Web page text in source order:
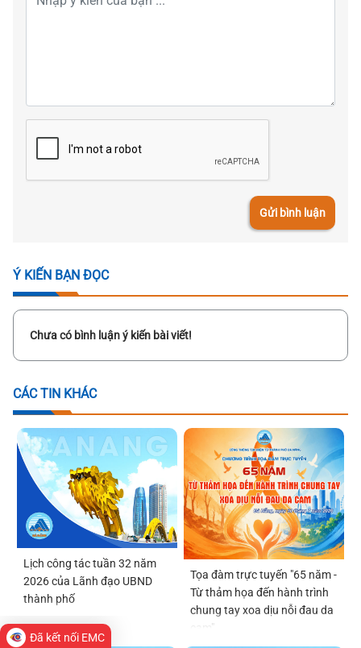
Gửi bình luận
Ý KIẾN BẠN ĐỌC
Chưa có bình luận ý kiến bài viết!
CÁC TIN KHÁC
Lịch công tác tuần 32 năm
2026 của Lãnh đạo UBND
thành phố
Tọa đàm trực tuyến "65 năm -
Từ thảm họa đến hành trình
chung tay xoa dịu nỗi đau da
cam"
Đã kết nối EMC